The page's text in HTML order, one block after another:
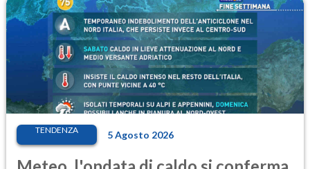
TENDENZA 5 Agosto 2026